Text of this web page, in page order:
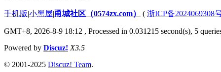
手机版|小黑屋|甬城社区（0574zx.com） ( 浙ICP备2024069308
GMT+8, 2026-8-9 18:12 , Processed in 0.031215 second(s), 5
Powered by Discuz! X3.5
© 2001-2025 Discuz! Team.